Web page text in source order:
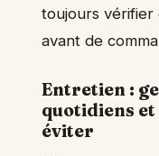
toujours
avant de
Entretien :
quotidiens
éviter